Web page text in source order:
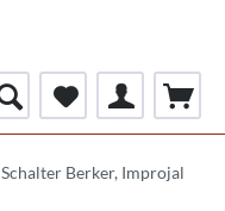
Berker, Improjal